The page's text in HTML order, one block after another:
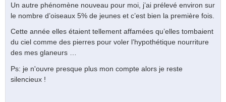
Un autre phénomène nouveau pour moi, j’ai prélevé environ sur
le nombre d’oiseaux 5% de jeunes et c’est bien la première fois.
Cette année elles étaient tellement affamées qu’elles tombaient
du ciel comme des pierres pour voler l’hypothétique nourriture
des mes glaneurs …
Ps: je n'ouvre presque plus mon compte alors je reste
silencieux !